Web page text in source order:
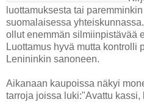
luottamuksesta tai
suomalaisessa
ollut enemmän silmiinpistävää
Luottamus hyvä mutta kontrolli
Lenininkin sanoneen.
Aikanaan kaupoissa näkyi
tarroja joissa luki:"Avattu